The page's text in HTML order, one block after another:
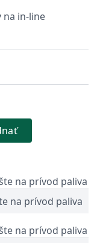
in-line
na prívod paliva